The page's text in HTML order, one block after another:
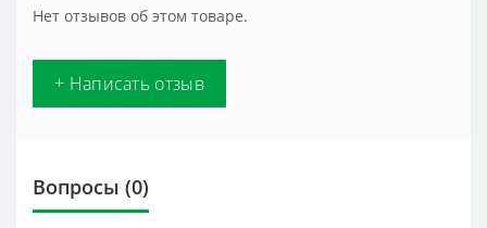
Нет отзывов об этом товаре.
+ Написать отзыв
Вопросы (0)